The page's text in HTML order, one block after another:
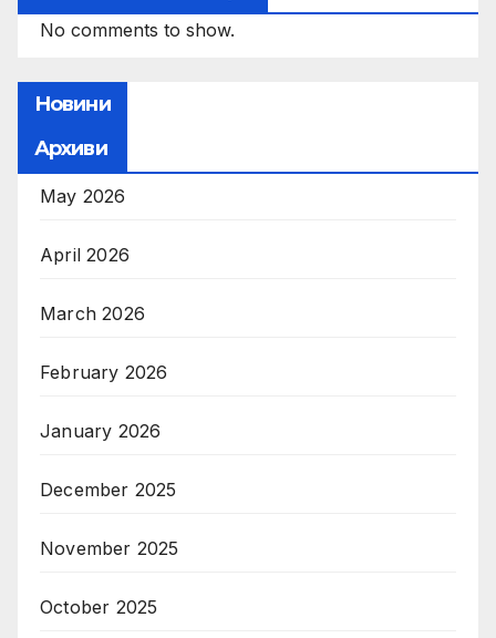
No comments to show.
Новини
Архиви
May 2026
April 2026
March 2026
February 2026
January 2026
December 2025
November 2025
October 2025